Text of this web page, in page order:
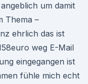
um damit
Thema –
ehrlich das ist
weg E-Mail
eingegangen ist
fühle mich echt